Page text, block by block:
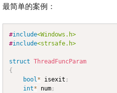
最简单的案例：
#include<Windows.h>
#include<strsafe.h>
struct ThreadFuncParam
{
bool * isexit ;
int* num ;